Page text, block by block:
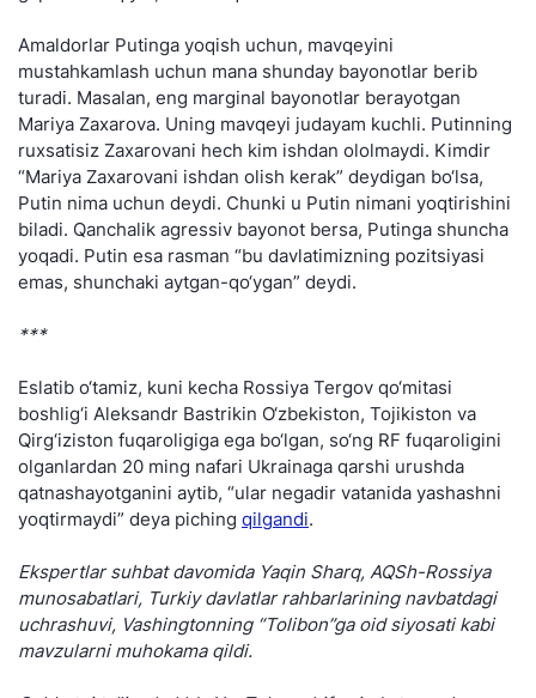
Amaldorlar Putinga yoqish uchun, mavqeyini
mustahkamlash uchun mana shunday bayonotlar berib
turadi. Masalan, eng marginal bayonotlar berayotgan
Mariya Zaxarova. Uning mavqeyi judayam kuchli. Putinning
ruxsatisiz Zaxarovani hech kim ishdan ololmaydi. Kimdir
“Mariya Zaxarovani ishdan olish kerak” deydigan bo‘lsa,
Putin nima uchun deydi. Chunki u Putin nimani yoqtirishini
biladi. Qanchalik agressiv bayonot bersa, Putinga shuncha
yoqadi. Putin esa rasman “bu davlatimizning pozitsiyasi
emas, shunchaki aytgan-qo‘ygan” deydi.
***
Eslatib o‘tamiz, kuni kecha Rossiya Tergov qo‘mitasi
boshlig‘i Aleksandr Bastrikin O‘zbekiston, Tojikiston va
Qirg‘iziston fuqaroligiga ega bo‘lgan, so‘ng RF fuqaroligini
olganlardan 20 ming nafari Ukrainaga qarshi urushda
qatnashayotganini aytib, “ular negadir vatanida yashashni
yoqtirmaydi” deya piching qilgandi.
Ekspertlar suhbat davomida Yaqin Sharq, AQSh-Rossiya
munosabatlari, Turkiy davlatlar rahbarlarining navbatdagi
uchrashuvi, Vashingtonning “Tolibon”ga oid siyosati kabi
mavzularni muhokama qildi.